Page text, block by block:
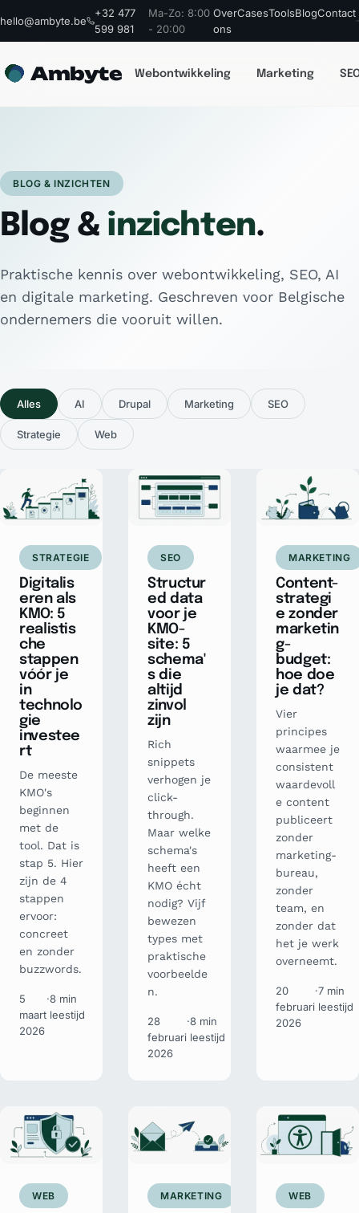
hello@ambyte.be
+32 477
599 981
Ma-Zo: 8:00
- 20:00
Over
ons
CasesToolsBlogContact
Ambyte Webontwikkeling Marketing
BLOG & INZICHTEN
Blog & inzichten.
Praktische kennis over webontwikkeling, SEO, AI
en digitale marketing. Geschreven voor Belgische
ondernemers die vooruit willen.
Alles AI Drupal Marketing SEO
Strategie Web
STRATEGIE
Digitalis
eren als
KMO: 5
realistis
che
stappen
vóór je
in
technolo
gie
investee
rt
De meeste
KMO's
beginnen
met de
tool. Dat is
stap 5. Hier
zijn de 4
stappen
ervoor:
concreet
en zonder
buzzwords.
5
maart
2026
·8 min
leestijd
SEO
Structur
ed data
voor je
KMO-
site: 5
schema'
s die
altijd
zinvol
zijn
Rich
snippets
verhogen je
click-
through.
Maar welke
schema's
heeft een
KMO écht
nodig? Vijf
bewezen
types met
praktische
voorbeelde
n.
28
februari
2026
·8 min
leestijd
MARKETING
Content-
strategi
e zonder
marketin
g-
budget:
hoe doe
je dat?
Vier
principes
waarmee je
consistent
waardevoll
e content
publiceert
zonder
marketing-
bureau,
zonder
team, en
zonder dat
het je werk
overneemt.
20
februari
2026
·7 min
leestijd
WEB MARKETING WEB